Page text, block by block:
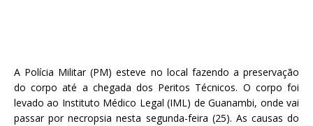
A Polícia Militar (PM) esteve no local fazendo a preservação
do corpo até a chegada dos Peritos Técnicos. O corpo foi
levado ao Instituto Médico Legal (IML) de Guanambi, onde vai
passar por necropsia nesta segunda-feira (25). As causas do